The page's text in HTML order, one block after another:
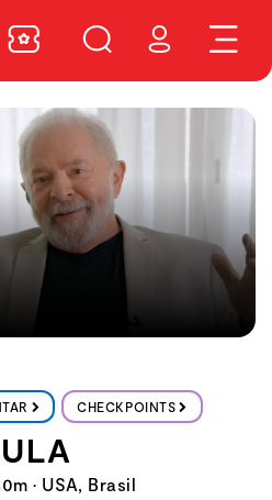
CHECKPOINTS
• USA, Brasil